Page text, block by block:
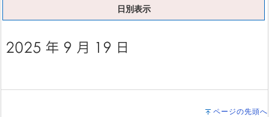
日別表示
ページの先頭へ